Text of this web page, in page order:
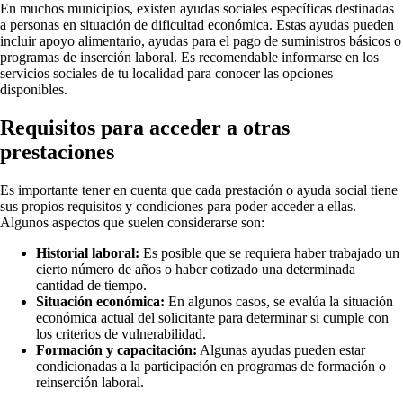
En muchos municipios, existen ayudas sociales específicas destinadas
a personas en situación de dificultad económica. Estas ayudas pueden
incluir apoyo alimentario, ayudas para el pago de suministros básicos o
programas de inserción laboral. Es recomendable informarse en los
servicios sociales de tu localidad para conocer las opciones
disponibles.
Requisitos para acceder a otras
prestaciones
Es importante tener en cuenta que cada prestación o ayuda social tiene
sus propios requisitos y condiciones para poder acceder a ellas.
Algunos aspectos que suelen considerarse son:
Historial laboral: Es posible que se requiera haber trabajado un
cierto número de años o haber cotizado una determinada
cantidad de tiempo.
Situación económica: En algunos casos, se evalúa la situación
económica actual del solicitante para determinar si cumple con
los criterios de vulnerabilidad.
Formación y capacitación: Algunas ayudas pueden estar
condicionadas a la participación en programas de formación o
reinserción laboral.